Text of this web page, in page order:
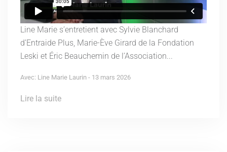
Line Marie s’entretient avec Sylvie Blanchard
d’Entraide Plus, Marie-Ève Girard de la Fondation
Leski et Éric Beauchemin de l’Association...
Avec: Line Marie Laurin - 13 mars 2026
Lire la suite